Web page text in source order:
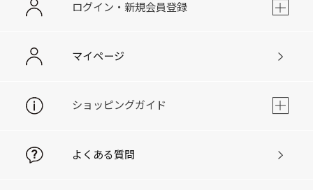
ログイン・新規会員登録
マイページ
ショッピングガイド
よくある質問